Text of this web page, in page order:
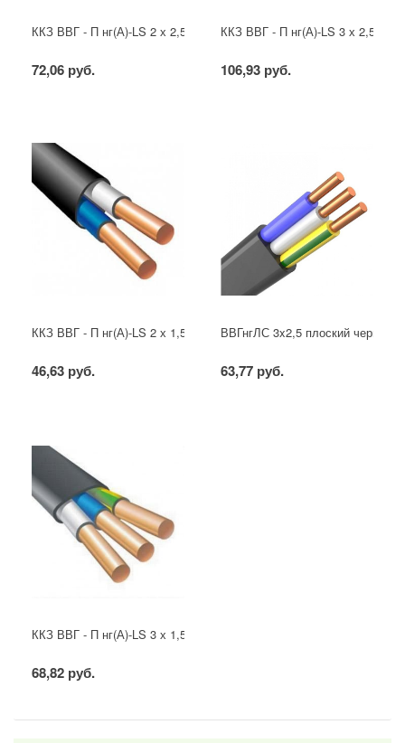
ККЗ ВВГ - П нг(А)-LS 2 х 2,5 ГОСТ
72,06 руб.
ККЗ ВВГ - П нг(А)-LS 3 х 2,5
106,93 руб.
ККЗ ВВГ - П нг(А)-LS 2 х 1,5 ГОСТ
46,63 руб.
ВВГнгЛС 3x2,5 плоский черный
63,77 руб.
ККЗ ВВГ - П нг(А)-LS 3 х 1,5 ГОСТ
68,82 руб.